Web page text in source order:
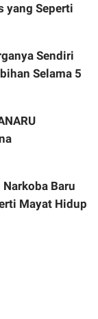
yang Seperti
Sendiri
Selama 5
Baru
Mayat Hidup